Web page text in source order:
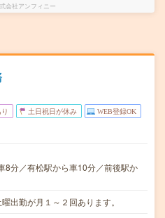
会社アンフィニー
土日祝日が休み WEB登録OK
8分／有松駅から車10分／前後駅か
出勤が月１～２回あります。